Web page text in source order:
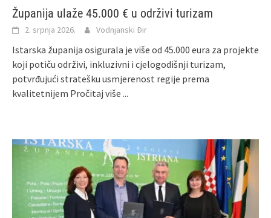
Županija ulaže 45.000 € u održivi turizam
2. srpnja 2026. Vodnjanski Đir
Istarska županija osigurala je više od 45.000 eura za projekte
koji potiču održivi, inkluzivni i cjelogodišnji turizam,
potvrđujući stratešku usmjerenost regije prema
kvalitetnijem Pročitaj više ...